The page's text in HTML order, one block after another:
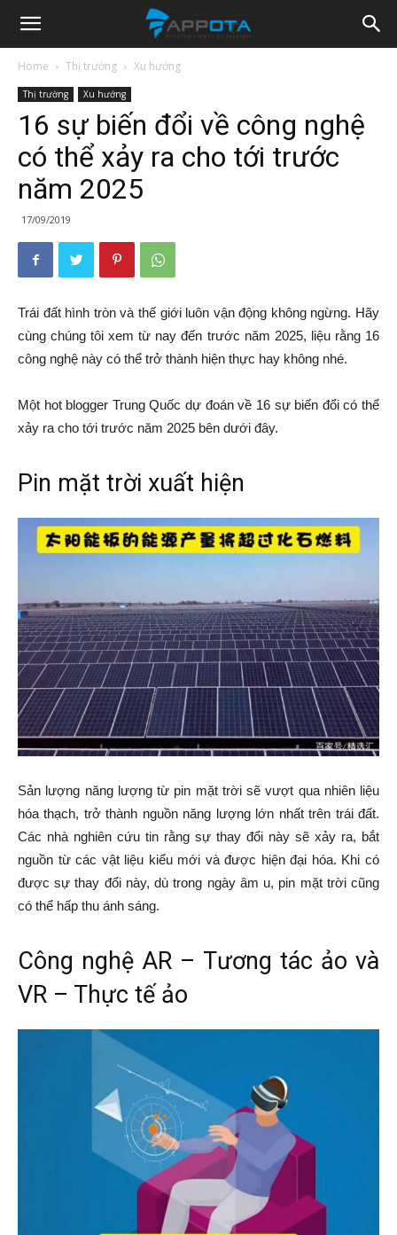
Appota
News
Home Thị trường Xu hướng
Thị trường Xu hướng
16 sự biến đổi về công nghệ
có thể xảy ra cho tới trước
năm 2025
17/09/2019
Trái đất hình tròn và thế giới luôn vận động không ngừng. Hãy
cùng chúng tôi xem từ nay đến trước năm 2025, liệu rằng 16
công nghệ này có thể trở thành hiện thực hay không nhé.
Một hot blogger Trung Quốc dự đoán về 16 sự biến đổi có thể
xảy ra cho tới trước năm 2025 bên dưới đây.
Pin mặt trời xuất hiện
Sản lượng năng lượng từ pin mặt trời sẽ vượt qua nhiên liệu
hóa thạch, trở thành nguồn năng lượng lớn nhất trên trái đất.
Các nhà nghiên cứu tin rằng sự thay đổi này sẽ xảy ra, bắt
nguồn từ các vật liệu kiểu mới và được hiện đại hóa. Khi có
được sự thay đổi này, dù trong ngày âm u, pin mặt trời cũng
có thể hấp thu ánh sáng.
Công nghệ AR – Tương tác ảo và
VR – Thực tế ảo